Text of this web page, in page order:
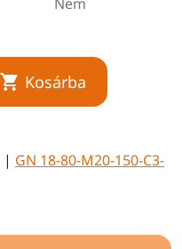
Kosárba
| GN 18-80-M20-150-C3-